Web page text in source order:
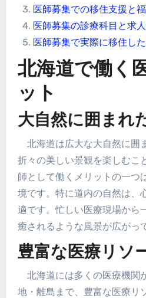
医師募集での移住支援と
医師募集の診療科目と求
医師募集で実際に移住し
北海道で働く
ット
大自然に囲まれ
北海道は広大な大自然に囲
折々の美しい景観を楽しむこ
師として働くメリットの一つ
境です。特に道内の自然は、
適です。忙しい医療現場から
癒されるような風景が広がっ
豊富な医療リソ
北海道には多くの医療機関
地・離島まで、豊富な医療リ